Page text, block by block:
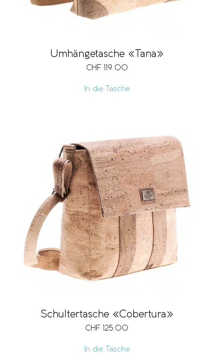
Umhängetasche «Tana»
CHF 119.00
In die Tasche
Schultertasche «Cobertura»
CHF 125.00
In die Tasche